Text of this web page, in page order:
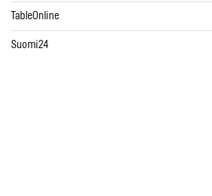
TableOnline
Suomi24